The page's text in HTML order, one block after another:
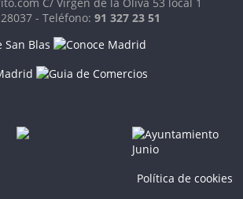
C/ Virgen de la Oliva 53 local 1
- Teléfono:91 327 23 51
Política de cookies